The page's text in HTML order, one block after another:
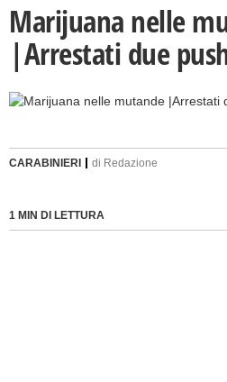
Marijuana nelle
|Arrestati due
CARABINIERI di Redazione
1 MIN DI LETTURA